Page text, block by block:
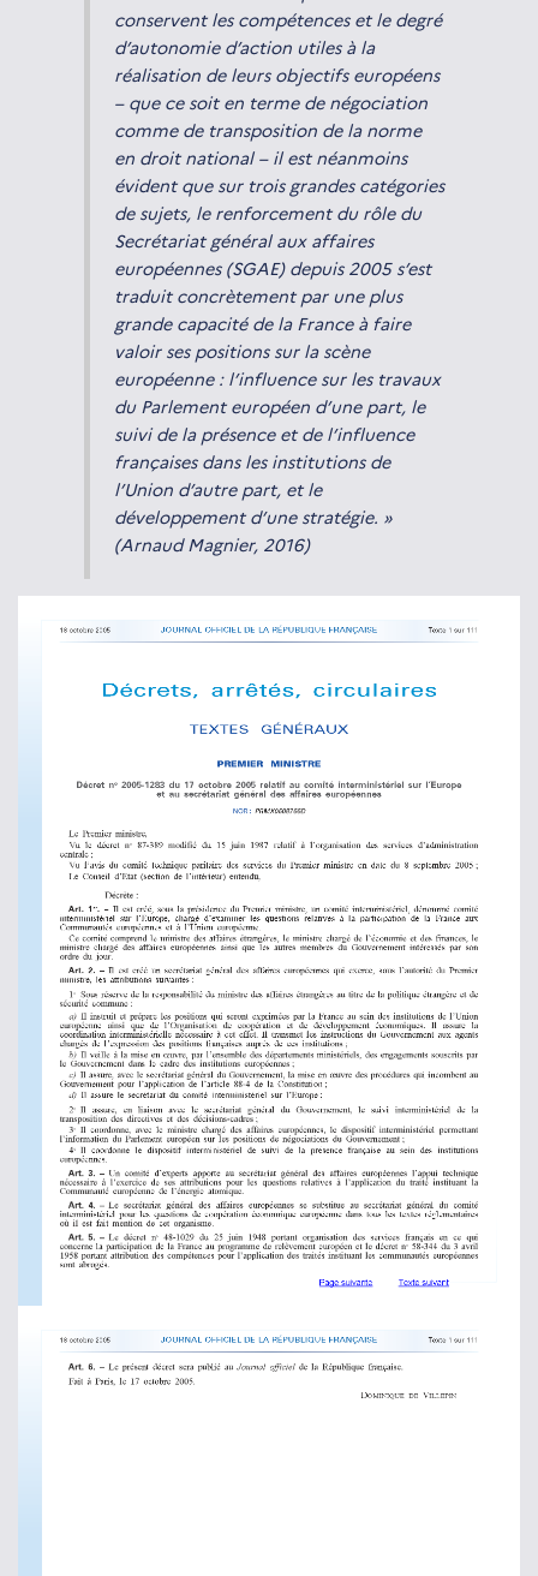
conservent les compétences et le degré
d’autonomie d’action utiles à la
réalisation de leurs objectifs européens
– que ce soit en terme de négociation
comme de transposition de la norme
en droit national – il est néanmoins
évident que sur trois grandes catégories
de sujets, le renforcement du rôle du
Secrétariat général aux affaires
européennes (SGAE) depuis 2005 s’est
traduit concrètement par une plus
grande capacité de la France à faire
valoir ses positions sur la scène
européenne : l’influence sur les travaux
du Parlement européen d’une part, le
suivi de la présence et de l’influence
françaises dans les institutions de
l’Union d’autre part, et le
développement d’une stratégie. »
(Arnaud Magnier, 2016)